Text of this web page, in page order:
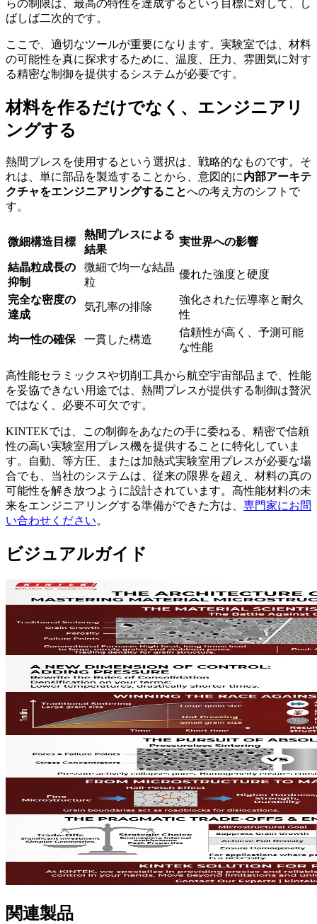
らの制限は、最高の特性を達成するという目標に対して、し
ばしば二次的です。
ここで、適切なツールが重要になります。実験室では、材料
の可能性を真に探求するために、温度、圧力、雰囲気に対す
る精密な制御を提供するシステムが必要です。
材料を作るだけでなく、エンジニアリ
ングする
熱間プレスを使用するという選択は、戦略的なものです。そ
れは、単に部品を製造することから、意図的に内部アーキテ
クチャをエンジニアリングすることへの考え方のシフトで
す。
微細構造目標
熱間プレスによる
結果
実世界への影響
結晶粒成長の
抑制
微細で均一な結晶
粒
優れた強度と硬度
完全な密度の
達成
気孔率の排除
強化された伝導率と耐久
性
均一性の確保 一貫した構造
信頼性が高く、予測可能
な性能
高性能セラミックスや切削工具から航空宇宙部品まで、性能
を妥協できない用途では、熱間プレスが提供する制御は贅沢
ではなく、必要不可欠です。
KINTEKでは、この制御をあなたの手に委ねる、精密で信頼
性の高い実験室用プレス機を提供することに特化していま
す。自動、等方圧、または加熱式実験室用プレスが必要な場
合でも、当社のシステムは、従来の限界を超え、材料の真の
可能性を解き放つように設計されています。高性能材料の未
来をエンジニアリングする準備ができた方は、 専門家にお問
い合わせください。
ビジュアルガイド
関連製品